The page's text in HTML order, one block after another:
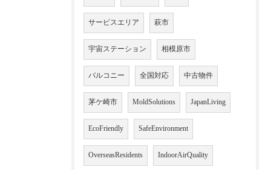
サービスエリア 萩市
宇宙ステーション 相模原市
バルコニー 全国対応 中古物件
茅ケ崎市 MoldSolutions JapanLiving
EcoFriendly SafeEnvironment
OverseasResidents IndoorAirQuality